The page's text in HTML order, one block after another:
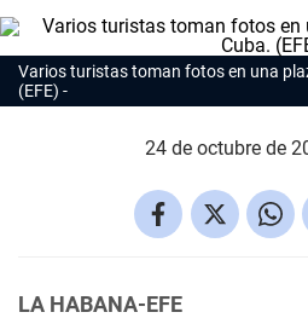
Varios turistas toman fotos en una
(EFE)
24 de octubre de
LA HABANA-EFE